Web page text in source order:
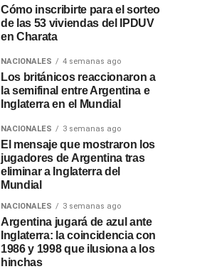
Cómo inscribirte para el sorteo
de las 53 viviendas del IPDUV
en Charata
NACIONALES 4 semanas ago
Los británicos reaccionaron a
la semifinal entre Argentina e
Inglaterra en el Mundial
NACIONALES 3 semanas ago
El mensaje que mostraron los
jugadores de Argentina tras
eliminar a Inglaterra del
Mundial
NACIONALES 3 semanas ago
Argentina jugará de azul ante
Inglaterra: la coincidencia con
1986 y 1998 que ilusiona a los
hinchas